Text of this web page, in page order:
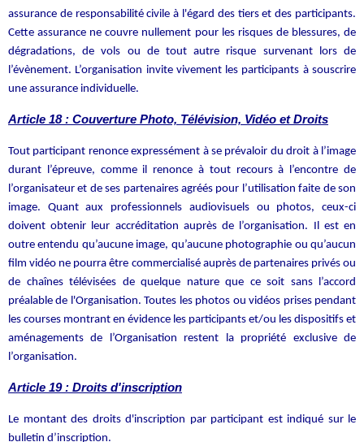
assurance de responsabilité civile à l'égard des tiers et des participants.
Cette assurance ne couvre nullement pour les risques de blessures, de
dégradations, de vols ou de tout autre risque survenant lors de
l’évènement. L’organisation invite vivement les participants à souscrire
une assurance individuelle.
Article 18 : Couverture Photo, Télévision, Vidéo et Droits
Tout participant renonce expressément à se prévaloir du droit à l’image
durant l’épreuve, comme il renonce à tout recours à l’encontre de
l’organisateur et de ses partenaires agréés pour l’utilisation faite de son
image. Quant aux professionnels audiovisuels ou photos, ceux-ci
doivent obtenir leur accréditation auprès de l’organisation. Il est en
outre entendu qu’aucune image, qu’aucune photographie ou qu’aucun
film vidéo ne pourra être commercialisé auprès de partenaires privés ou
de chaînes télévisées de quelque nature que ce soit sans l’accord
préalable de l'Organisation. Toutes les photos ou vidéos prises pendant
les courses montrant en évidence les participants et/ou les dispositifs et
aménagements de l’Organisation restent la propriété exclusive de
l’organisation.
Article 19 : Droits d'inscription
Le montant des droits d'inscription par participant est indiqué sur le
bulletin d’inscription.